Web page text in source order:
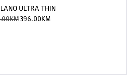
ULTRA THIN
KM 396.00KM